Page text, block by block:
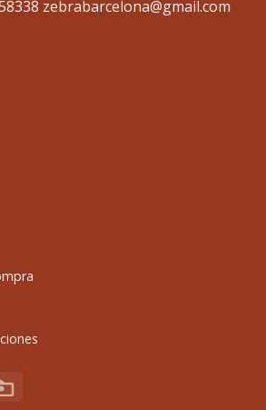
zebrabarcelona@gmail.com